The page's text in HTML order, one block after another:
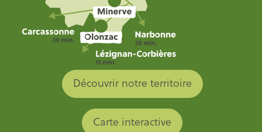
Découvrir notre territoire
Carte interactive